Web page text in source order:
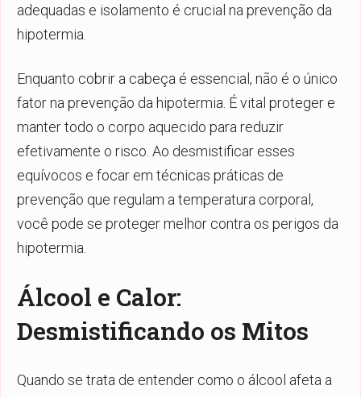
adequadas e isolamento é crucial na prevenção da
hipotermia.
Enquanto cobrir a cabeça é essencial, não é o único
fator na prevenção da hipotermia. É vital proteger e
manter todo o corpo aquecido para reduzir
efetivamente o risco. Ao desmistificar esses
equívocos e focar em técnicas práticas de
prevenção que regulam a temperatura corporal,
você pode se proteger melhor contra os perigos da
hipotermia.
Álcool e Calor:
Desmistificando os Mitos
Quando se trata de entender como o álcool afeta a